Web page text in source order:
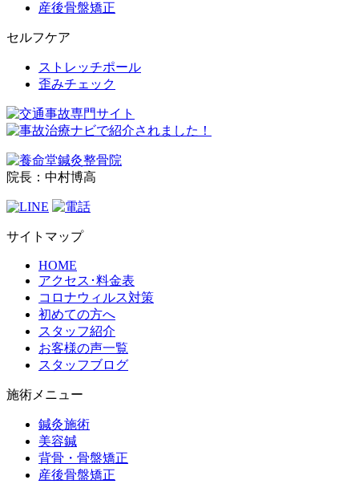
産後骨盤矯正
セルフケア
ストレッチポール
歪みチェック
院長：中村博高
サイトマップ
HOME
アクセス･料金表
コロナウィルス対策
初めての方へ
スタッフ紹介
お客様の声一覧
スタッフブログ
施術メニュー
鍼灸施術
美容鍼
背骨・骨盤矯正
産後骨盤矯正